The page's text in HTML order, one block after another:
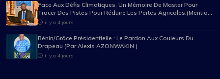
Face Aux Défis Climatiques, Un Mémoire De Master Pour
Tracer Des Pistes Pour Réduire Les Pertes Agricoles.(Mention
Très Bien Pour Mario Pancrace Sossou-Houessou)
il y a 4 jours
Bénin/Grâce Présidentielle : Le Pardon Aux Couleurs Du
Drapeau (Par Alexis AZONWAKIN )
il y a 4 jours